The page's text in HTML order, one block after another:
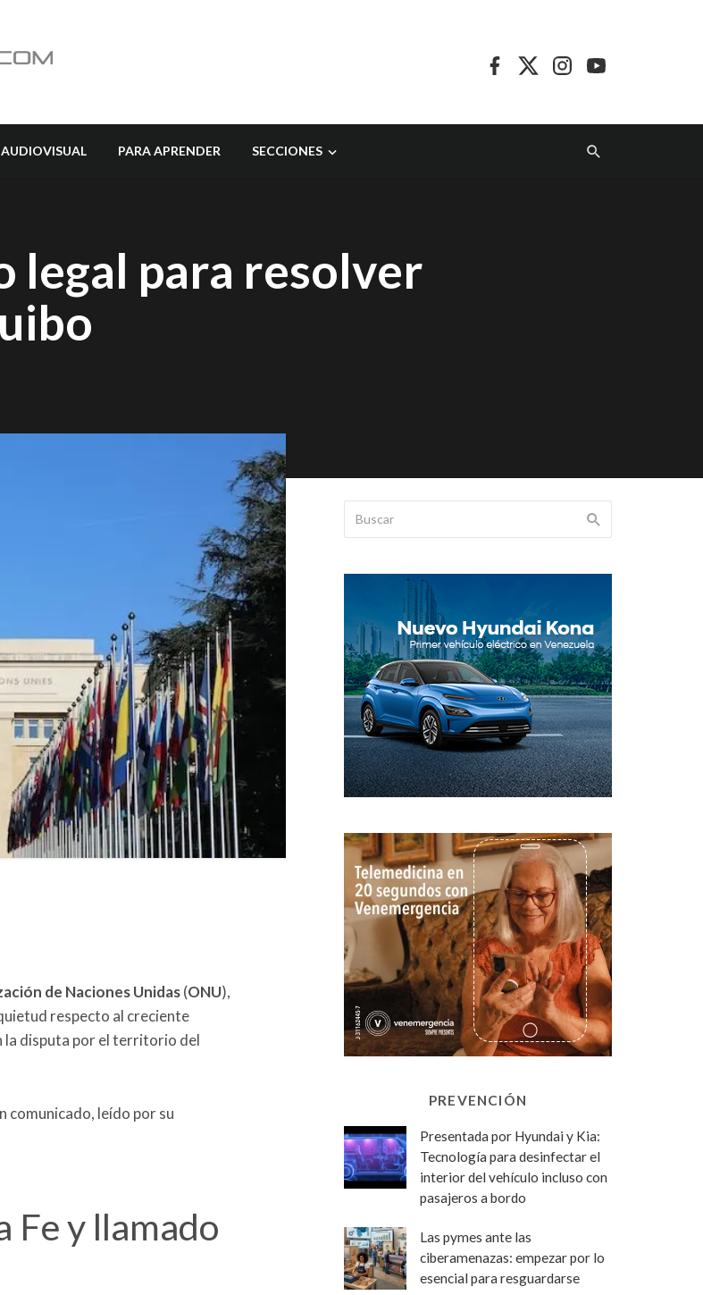
AUDIOVISUAL PARA APRENDER SECCIONES
legal para resolver
de NacionesUnidas(ONU),
respecto al creciente
la disputa por el territorio del
comunicado, leído por su
Fe y llamado
PREVENCIÓN
Presentada por Hyundai y Kia:
Tecnología para desinfectar el
interior del vehículo incluso con
pasajeros a bordo
Las pymes ante las
ciberamenazas: empezar por lo
esencial para resguardarse